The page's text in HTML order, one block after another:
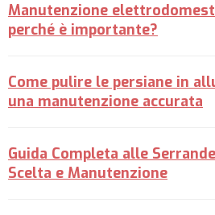
Manutenzione
perché è importante?
Come pulire le persiane in
una manutenzione accurata
Guida Completa alle
Scelta e Manutenzione